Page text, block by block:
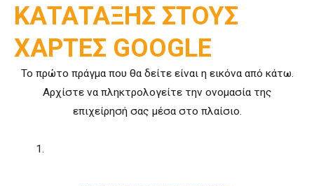
ΚΑΤΑΤΑΞΗΣ ΣΤΟΥΣ
ΧΑΡΤΕΣ GOOGLE
Το πρώτο πράγμα που θα δείτε είναι η εικόνα από κάτω.
Αρχίστε να πληκτρολογείτε την ονομασία της
επιχείρησή σας μέσα στο πλαίσιο.